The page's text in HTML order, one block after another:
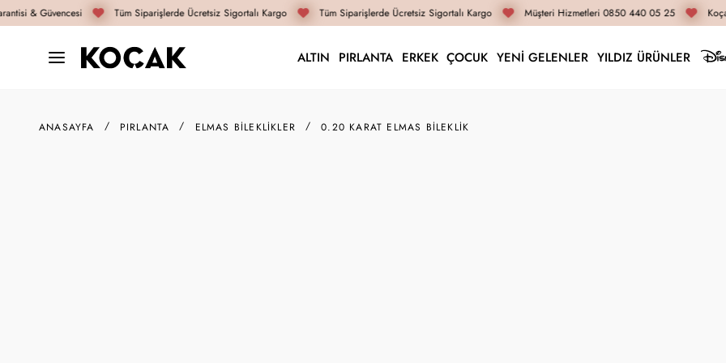
& Güvencesi Tüm Siparişlerde Ücretsiz Sigortalı Kargo Tüm Siparişlerde Ücretsiz Sigortalı Kargo Müşteri Hizmetleri 0850 440 05 25
ALTIN PIRLANTA ERKEK ÇOCUK YENİ GELENLER YILDIZ ÜRÜNLER
ANASAYFA PIRLANTA ELMAS BILEKLIKLER 0.20 KARAT ELMAS BILEKLIK